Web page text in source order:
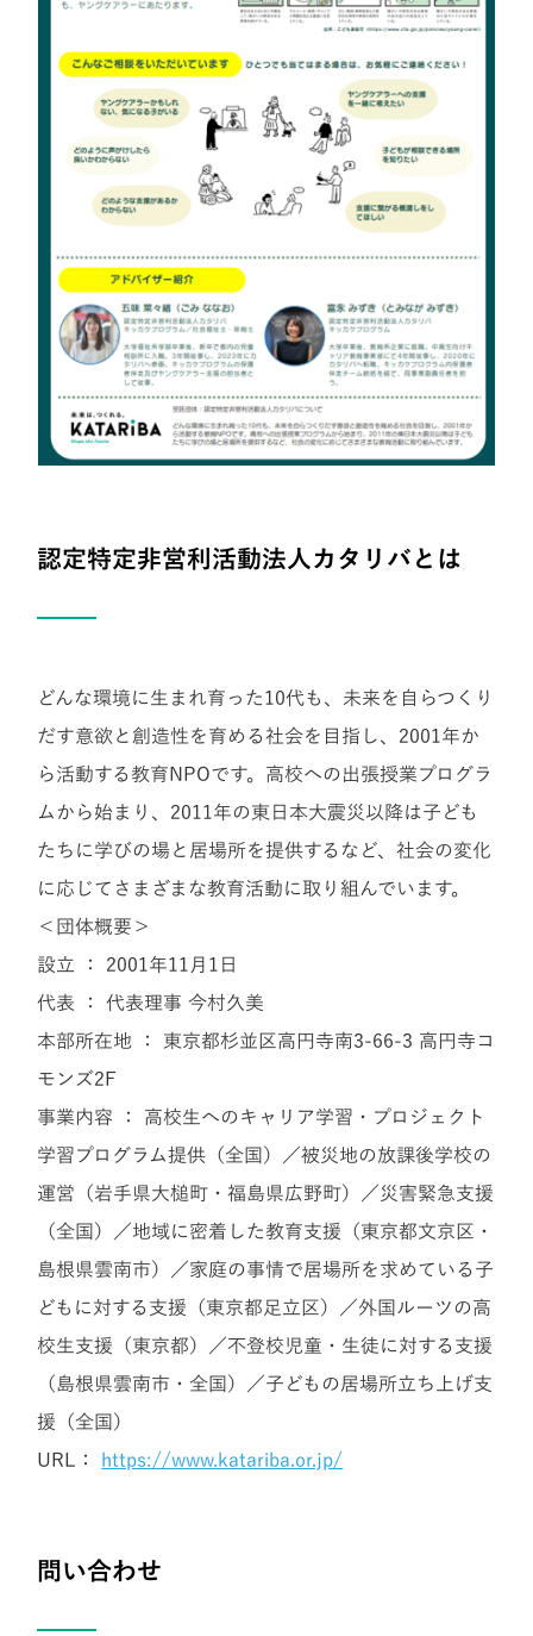
認定特定非営利活動法人カタリバとは
どんな環境に生まれ育った10代も、未来を自らつくり
だす意欲と創造性を育める社会を目指し、2001年か
ら活動する教育NPOです。高校への出張授業プログラ
ムから始まり、2011年の東日本大震災以降は子ども
たちに学びの場と居場所を提供するなど、社会の変化
に応じてさまざまな教育活動に取り組んでいます。
＜団体概要＞
設立 ： 2001年11月1日
代表 ： 代表理事 今村久美
本部所在地 ： 東京都杉並区高円寺南3-66-3 高円寺コ
モンズ2F
事業内容 ： 高校生へのキャリア学習・プロジェクト
学習プログラム提供（全国）／被災地の放課後学校の
運営（岩手県大槌町・福島県広野町）／災害緊急支援
（全国）／地域に密着した教育支援（東京都文京区・
島根県雲南市）／家庭の事情で居場所を求めている子
どもに対する支援（東京都足立区）／外国ルーツの高
校生支援（東京都）／不登校児童・生徒に対する支援
（島根県雲南市・全国）／子どもの居場所立ち上げ支
援（全国）
URL：
https://www.katariba.or.jp/
問い合わせ